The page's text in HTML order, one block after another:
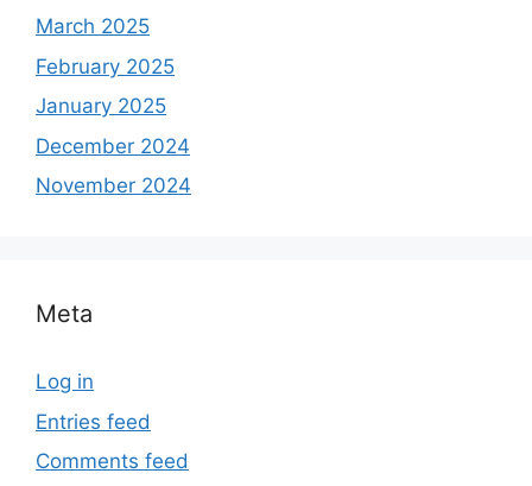
March 2025
February 2025
January 2025
December 2024
November 2024
Meta
Log in
Entries feed
Comments feed